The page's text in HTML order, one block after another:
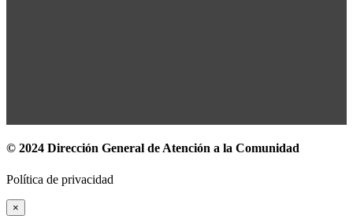
© 2024 Dirección General de Atención a la Comunidad
Política de privacidad
×